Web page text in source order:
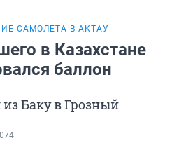
САМОЛЕТА В АКТАУ
в Казахстане
баллон
Баку в Грозный